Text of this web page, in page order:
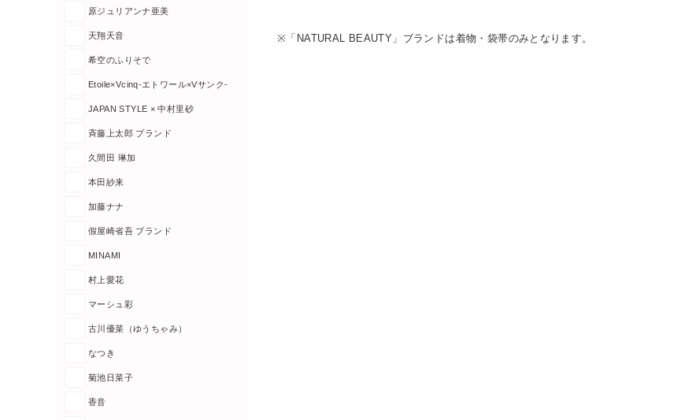
※「NATURAL BEAUTY」ブランドは着物・袋帯のみとなります。
原ジュリアンナ亜美
天翔天音
希空のふりそで
Etoile×Vcinq-エトワール×Vサンク-
JAPAN STYLE × 中村里砂
斉藤上太郎 ブランド
久間田 琳加
本田紗来
加藤ナナ
假屋崎省吾 ブランド
MINAMI
村上愛花
マーシュ彩
古川優菜（ゆうちゃみ）
なつき
菊池日菜子
香音